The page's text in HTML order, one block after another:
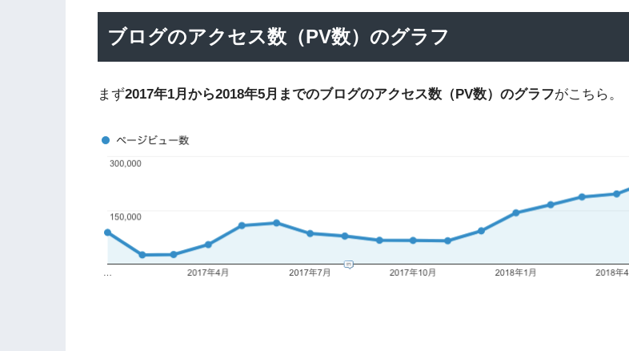
ブログのアクセス数（PV数）のグラフ
まず2017年1月から2018年5月までのブログのアクセス数（PV数）のグラフがこちら。